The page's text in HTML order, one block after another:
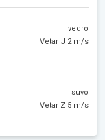
vedro
Vetar J 2 m/s
suvo
Vetar Z 5 m/s